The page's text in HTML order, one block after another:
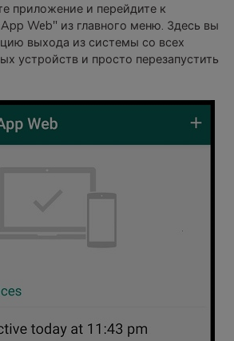
приложение и перейдите к
Web" из главного меню. Здесь вы
выхода из системы со всех
устройств и просто перезапустить